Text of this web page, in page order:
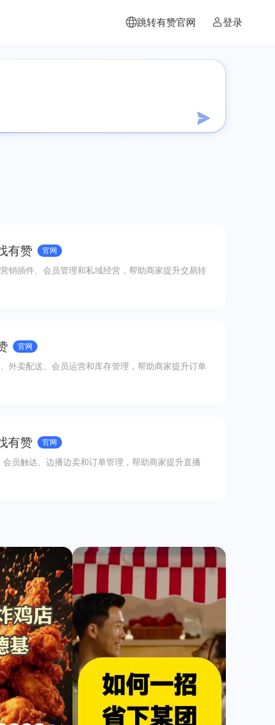
跳转有赞官网 登录
有赞 官网
销插件、会员管理和私域经营，帮助商家提升交易转
官网
外卖配送、会员运营和库存管理，帮助商家提升订单
有赞 官网
员触达、边播边卖和订单管理，帮助商家提升直播